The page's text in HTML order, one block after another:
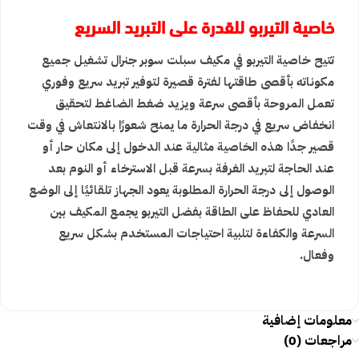
خاصية التيربو للقدرة على التبريد السريع
تتيح خاصية التيربو في مكيف سبلت سوبر جنرال تشغيل جميع
مكوناته بأقصى طاقتها لفترة قصيرة لتوفير تبريد سريع وفوري
تعمل المروحة بأقصى سرعة ويزيد ضغط الضاغط لتحقيق
انخفاض سريع في درجة الحرارة ما يمنح شعورًا بالانتعاش في وقت
قصير جدًا هذه الخاصية مثالية عند الدخول إلى مكان حار أو
عند الحاجة لتبريد الغرفة بسرعة قبل الاسترخاء أو النوم بعد
الوصول إلى درجة الحرارة المطلوبة يعود الجهاز تلقائيًا إلى الوضع
العادي للحفاظ على الطاقة بفضل التيربو يجمع المكيف بين
السرعة والكفاءة لتلبية احتياجات المستخدم بشكل سريع
وفعال.
معلومات إضافية
مراجعات (0)